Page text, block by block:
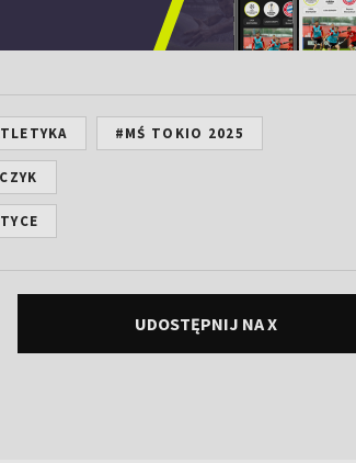
#MŚ TOKIO 2025
UDOSTĘPNIJ NA X